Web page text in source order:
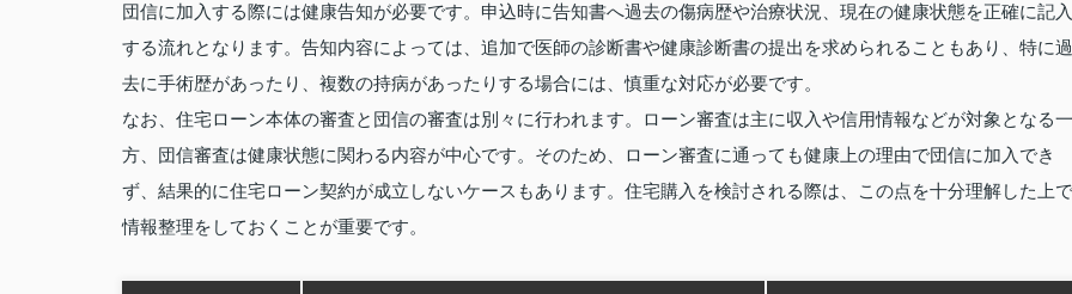
団信に加入する際には健康告知が必要です。申込時に告知書へ過去の傷病歴や治療状況、現在の健康状態を正確に記入
する流れとなります。告知内容によっては、追加で医師の診断書や健康診断書の提出を求められることもあり、特に過
去に手術歴があったり、複数の持病があったりする場合には、慎重な対応が必要です。
なお、住宅ローン本体の審査と団信の審査は別々に行われます。ローン審査は主に収入や信用情報などが対象となる一
方、団信審査は健康状態に関わる内容が中心です。そのため、ローン審査に通っても健康上の理由で団信に加入でき
ず、結果的に住宅ローン契約が成立しないケースもあります。住宅購入を検討される際は、この点を十分理解した上で
情報整理をしておくことが重要です。